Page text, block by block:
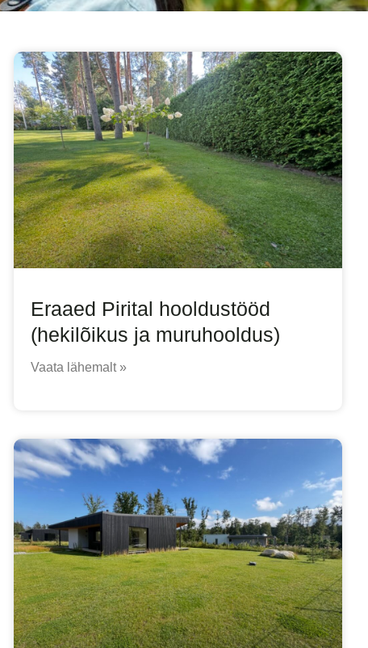
Eraaed Pirital hooldustööd
(hekilõikus ja muruhooldus)
Vaata lähemalt »